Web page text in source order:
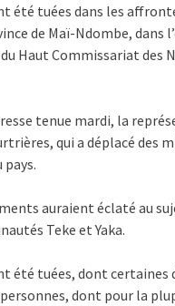
été tuées dans les
de Maï-Ndombe, dans
Haut Commissariat des
tenue mardi, la
qui a déplacé des
pays.
auraient éclaté au
Teke et Yaka.
été tuées, dont certaines
dont pour la